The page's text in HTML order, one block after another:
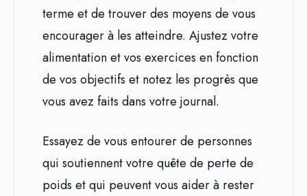
terme et de trouver des moyens de vous
encourager à les atteindre. Ajustez votre
alimentation et vos exercices en fonction
de vos objectifs et notez les progrès que
vous avez faits dans votre journal.
Essayez de vous entourer de personnes
qui soutiennent votre quête de perte de
poids et qui peuvent vous aider à rester